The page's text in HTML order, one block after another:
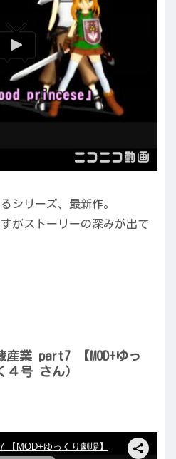
シリーズ、最新作。
がストーリーの深みが出て
業 part7 【MOD+ゆっ
４号 さん）